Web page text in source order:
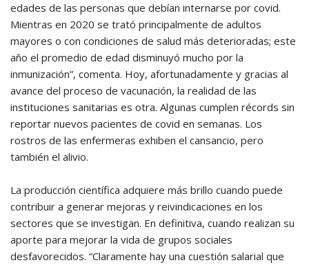
edades de las personas que debían internarse por covid.
Mientras en 2020 se trató principalmente de adultos
mayores o con condiciones de salud más deterioradas; este
año el promedio de edad disminuyó mucho por la
inmunización”, comenta. Hoy, afortunadamente y gracias al
avance del proceso de vacunación, la realidad de las
instituciones sanitarias es otra. Algunas cumplen récords sin
reportar nuevos pacientes de covid en semanas. Los
rostros de las enfermeras exhiben el cansancio, pero
también el alivio.
La producción científica adquiere más brillo cuando puede
contribuir a generar mejoras y reivindicaciones en los
sectores que se investigan. En definitiva, cuando realizan su
aporte para mejorar la vida de grupos sociales
desfavorecidos. “Claramente hay una cuestión salarial que